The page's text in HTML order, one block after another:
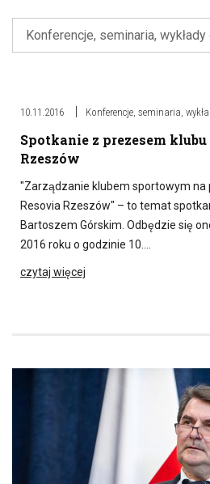
10.11.2016 Konferencje, seminaria,
Spotkanie z prezesem
Rzeszów
"Zarządzanie klubem sportowym na
Resovia Rzeszów" – to temat
Bartoszem Górskim. Odbędzie się
2016 roku o godzinie 10….
czytaj więcej